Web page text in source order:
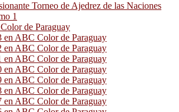
Torneo de Ajedrez de las Naciones
1
de Paraguay
en ABC Color de Paraguay
en ABC Color de Paraguay
en ABC Color de Paraguay
en ABC Color de Paraguay
en ABC Color de Paraguay
en ABC Color de Paraguay
en ABC Color de Paraguay